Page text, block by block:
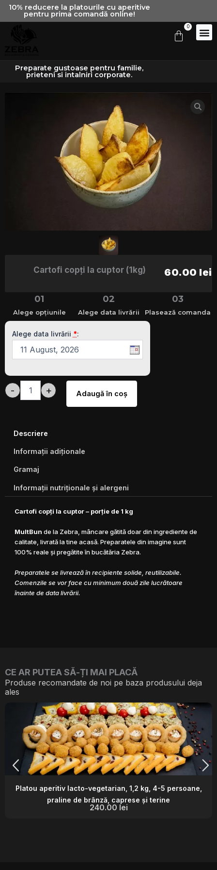
Skip10% reducere la platourile cu aperitive
pentru prima comandă online!
Preparate gustoase pentru familie,
prieteni si intalniri corporate.
0
Cart
Cartofi copţi la cuptor (1kg) 60.00 lei
01
Alege opțiunile
02
Alege data livrării
03
Plasează comanda
Alege data livrării *:
-
Cantitate
Cartofi
copţi
cuptor
+ Adaugă în coş
Descriere
Informații adiționale
Gramaj
Informaţii nutriţionale şi alergeni
Cartofi copţi la cuptor – porţie de 1 kg
MultBun de la Zebra, mâncare gătită doar din ingrediente de
calitate, livrată la tine acasă. Preparatele din imagine sunt
100% reale şi pregătite în bucătăria Zebra.
Preparatele se livrează în recipiente solide, reutilizabile.
Comenzile se vor face cu minimum două zile lucrătoare
înainte de data livrării.
CE AR PUTEA SĂ-ȚI MAI PLACĂ
Produse recomandate de noi pe baza produsului deja
ales
Platou aperitiv lacto-vegetarian, 1,2 kg, 4-5 persoane,
praline de brânză, caprese și terine
240.00 lei